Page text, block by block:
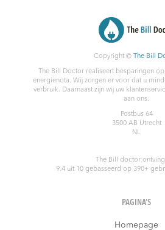
Copyright © The Bill
The Bill Doctor realiseert besparingen op
energienota. Wij zorgen er voor dat u
verbruik. Daarnaast zijn wij uw
aan ons.
Postbus 64
3500 AB Utrecht
NL
The Bill doctorontving
9.4uit 10gebasseerd op 390+
PAGINA’S
Homepage